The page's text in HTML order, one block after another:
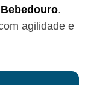
Bebedouro.
agilidade e